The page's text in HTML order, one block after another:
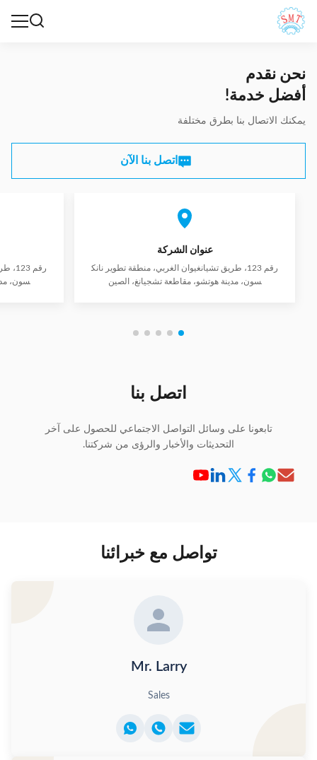
نحن نقدم
أفضل خدمة!
يمكنك الاتصال بنا بطرق مختلفة
اتصل بنا الآن
عنوان الشركة
رقم 123، طريق تشيانغيوان الغربي، منطقة تطوير نانك
سون، مدينة هوتشو، مقاطعة تشجيانغ، الصين
رقم
سون،
اتصل بنا
تابعونا على وسائل التواصل الاجتماعي للحصول على آخر
التحديثات والأخبار والرؤى من شركتنا.
تواصل مع خبرائنا
Mr. Larry
Sales